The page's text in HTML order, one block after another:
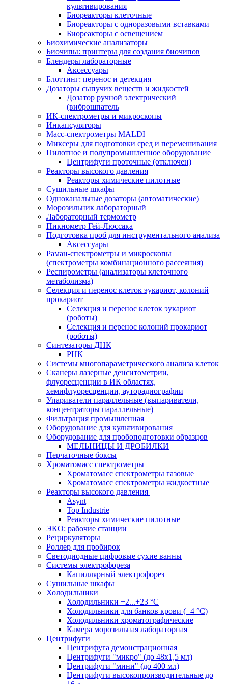
культивирования
Биореакторы клеточные
Биореакторы с одноразовыми вставками
Биореакторы с освещением
Биохимические анализаторы
Биочипы: принтеры для создания биочипов
Блендеры лабораторные
Аксессуары
Блоттинг: перенос и детекция
Дозаторы сыпучих веществ и жидкостей
Дозатор ручной электрический
(виброшпатель
ИК-спектрометры и микроскопы
Инкапсуляторы
Масс-спектрометры MALDI
Миксеры для подготовки сред и перемешивания
Пилотное и полупромышленное оборудование
Центрифуги проточные (отключен)
Реакторы высокого давления
Реакторы химические пилотные
Сушильные шкафы
Одноканальные дозаторы (автоматические)
Морозильник лабораторный
Лабораторный термометр
Пикнометр Гей-Люссака
Подготовка проб для инструментального анализа
Аксессуары
Раман-спектрометры и микроскопы
(спектрометры комбинационного рассеяния)
Респирометры (анализаторы клеточного
метаболизма)
Селекция и перенос клеток эукариот, колоний
прокариот
Селекция и перенос клеток эукариот
(роботы)
Селекция и перенос колоний прокариот
(роботы)
Синтезаторы ДНК
РНК
Системы многопараметрического анализа клеток
Сканеры лазерные денситометрии,
флуоресценции в ИК областях,
хемифлуоресценции, ауторадиографии
Упариватели параллельные (выпариватели,
концентраторы параллельные)
Фильтрация промышленная
Оборудование для культивирования
Оборудование для пробоподготовки образцов
МЕЛЬНИЦЫ И ДРОБИЛКИ
Перчаточные боксы
Хроматомасс спектрометры
Хроматомасс спектрометры газовые
Хроматомасс спектрометры жидкостные
Реакторы высокого давления
Asynt
Top Industrie
Реакторы химические пилотные
ЭКО: рабочие станции
Рециркуляторы
Роллер для пробирок
Светодиодные цифровые сухие ванны
Системы электрофореза
Капиллярный электрофорез
Сушильные шкафы
Холодильники
Холодильники +2...+23 °С
Холодильники для банков крови (+4 °С)
Холодильники хроматографические
Камера морозильная лабораторная
Центрифуги
Центрифуга демонстрационная
Центрифуги "микро" (до 48x1,5 мл)
Центрифуги "мини" (до 400 мл)
Центрифуги высокопроизводительные до